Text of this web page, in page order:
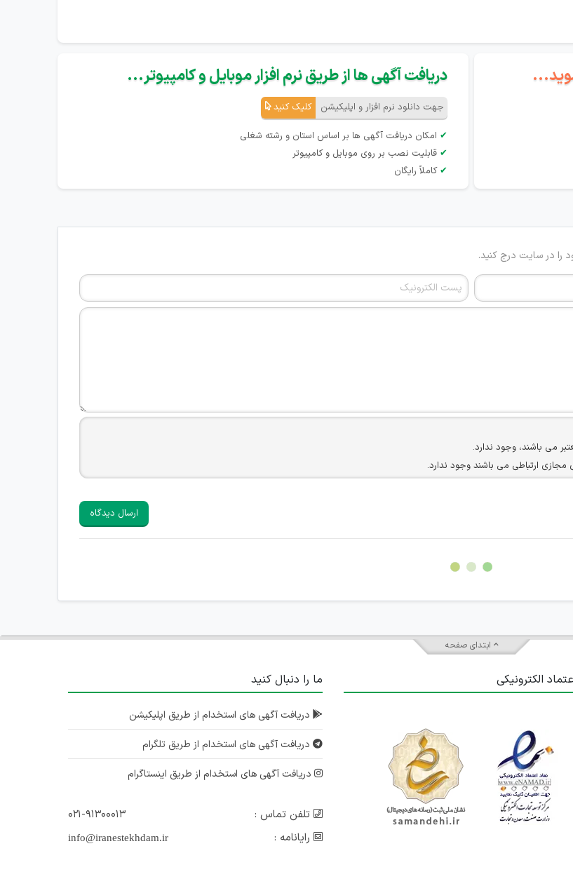
دریافت آگهی ها از طریق نرم افزار موبایل و کامپیوتر...
جهت دانلود نرم افزار و اپلیکیشن کلیک کنید
✔ امکان دریافت آگهی ها بر اساس استان و رشته شغلی
✔ قابلیت نصب بر روی موبایل و کامپیوتر
✔ کاملاً رایگان
را در سایت درج کنید.
می باشند، وجود ندارد.
می باشد.
توسط کاربران سایت وجود ندارد.
ارسال دیدگاه
ابتدای صفحه
الکترونیکی ما را دنبال کنید
دریافت آگهی های استخدام از طریق اپلیکیشن
دریافت آگهی های استخدام از طریق تلگرام
دریافت آگهی های استخدام از طریق اینستاگرام
تلفن تماس :
۰۲۱-۹۱۳۰۰۰۱۳
رایانامه :
info@iranestekhdam.ir